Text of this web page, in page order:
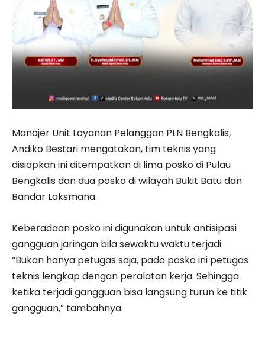
Manajer Unit Layanan Pelanggan PLN Bengkalis,
Andiko Bestari mengatakan, tim teknis yang
disiapkan ini ditempatkan di lima posko di Pulau
Bengkalis dan dua posko di wilayah Bukit Batu dan
Bandar Laksmana.
Keberadaan posko ini digunakan untuk antisipasi
gangguan jaringan bila sewaktu waktu terjadi.
“Bukan hanya petugas saja, pada posko ini petugas
teknis lengkap dengan peralatan kerja. Sehingga
ketika terjadi gangguan bisa langsung turun ke titik
gangguan,” tambahnya.